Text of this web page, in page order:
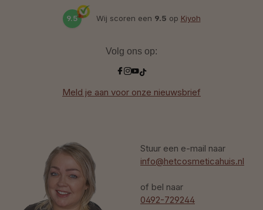
Stuur een e-mail naar
info@hetcosmeticahuis.nl
of bel naar
0492-729244
9.5 Wij scoren een 9.5 op Kiyoh
Volg ons op:
Meld je aan voor onze nieuwsbrief